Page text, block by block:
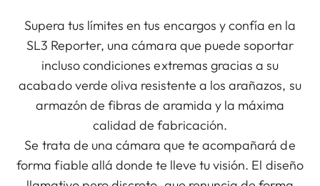
Supera tus límites en tus encargos y confía en la
SL3 Reporter, una cámara que puede soportar
incluso condiciones extremas gracias a su
acabado verde oliva resistente a los arañazos, su
armazón de fibras de aramida y la máxima
calidad de fabricación.
Se trata de una cámara que te acompañará de
forma fiable allá donde te lleve tu visión. El diseño